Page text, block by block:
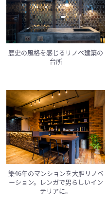
歴史の風格を感じるリノベ建築の
台所
築46年のマンションを大胆リノベ
ーション。レンガで男らしいイン
テリアに。